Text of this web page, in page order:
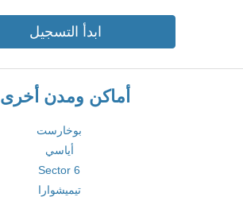
ابدأ التسجيل
أماكن ومدن أخرى
بوخارست
أياسي
Sector 6
تيميشوارا